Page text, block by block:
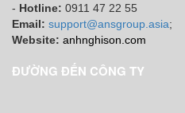
- Hotline: 0911 47 22 55
Email: support@ansgroup.asia;
Website: anhnghison.com
ĐƯỜNG ĐẾN CÔNG TY